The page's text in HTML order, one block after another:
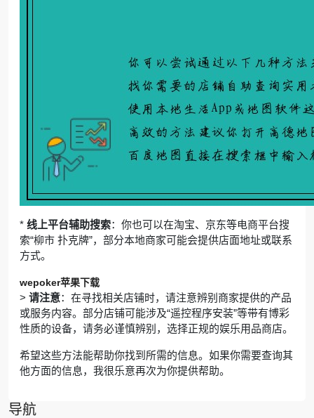
* 线上平台辅助搜索：你也可以在淘宝、京东等电商平台搜
索“柳市 扑克牌”，部分本地商家可能会提供店面地址或联系
方式。
wepoker苹果下载
> 请注意：在寻找相关店铺时，请注意辨别商家提供的产品
或服务内容。部分店铺可能涉及“遥控程序安装”等带有博彩
性质的设备，请务必谨慎辨别，选择正规的娱乐用品商店。
希望这些方法能帮助你找到所需的信息。如果你需要查询其
他方面的信息，我很乐意再次为你提供帮助。
导航